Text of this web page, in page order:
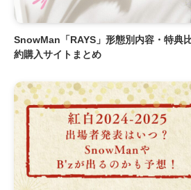
SnowMan「RAYS」形態別内容・特典
約購入サイトまとめ